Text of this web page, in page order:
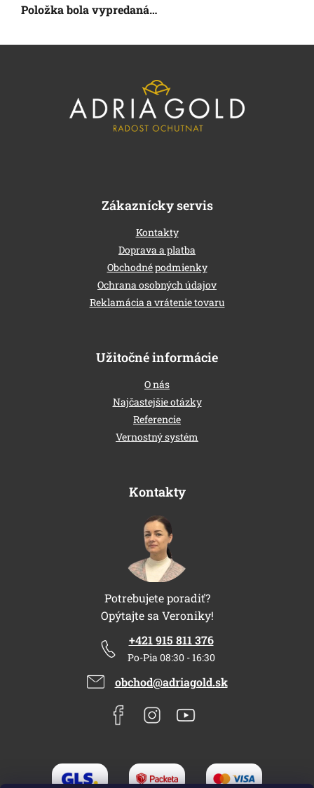
Položka bola vypredaná…
Zákaznícky servis
Kontakty
Doprava a platba
Obchodné podmienky
Ochrana osobných údajov
Reklamácia a vrátenie tovaru
Užitočné informácie
O nás
Najčastejšie otázky
Referencie
Vernostný systém
Kontakty
Potrebujete poradiť?
Opýtajte sa Veroniky!
+421 915 811 376
Po-Pia 08:30 - 16:30
obchod@adriagold.sk